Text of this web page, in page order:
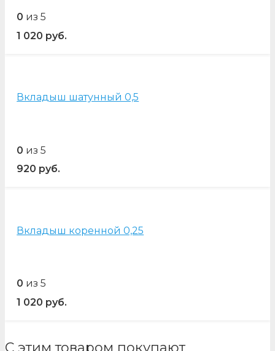
0 из 5
1 020 руб.
Вкладыш шатунный 0,5
0 из 5
920 руб.
Вкладыш коренной 0,25
0 из 5
1 020 руб.
С этим товаром покупают